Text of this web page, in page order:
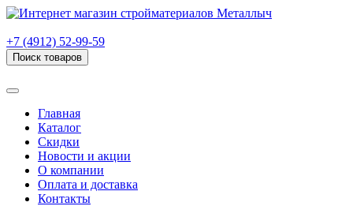
+7 (4912) 52-99-59
Поиск товаров
Главная
Каталог
Скидки
Новости и акции
О компании
Оплата и доставка
Контакты